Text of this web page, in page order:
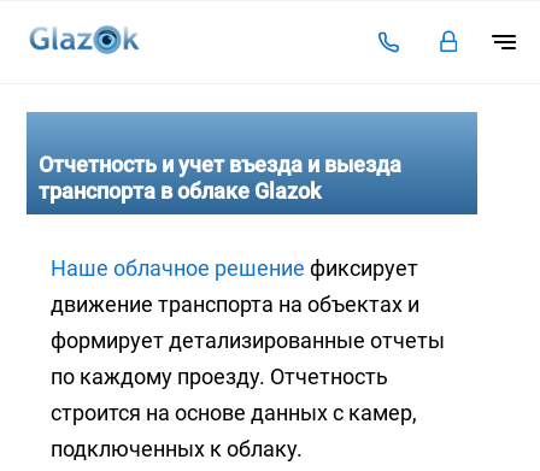
Подключение
Тарифы
Видеоаналитика
Решения для бизнеса
Оплата
Инструкции
Статьи
Отчетность и учет въезда и выезда
транспорта в облаке Glazok
Наше облачное решение фиксирует
движение транспорта на объектах и
формирует детализированные отчеты
по каждому проезду. Отчетность
строится на основе данных с камер,
подключенных к облаку.